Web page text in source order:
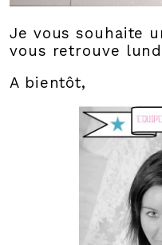
Je vous souhaite
vous retrouve
A bientôt,